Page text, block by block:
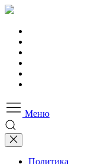
Меню
Политика